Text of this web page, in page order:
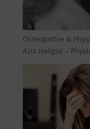
Osteopathie &
Aziz Haligür –